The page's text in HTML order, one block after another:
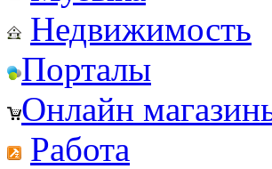
Недвижимость
Порталы
Онлайн
Работа